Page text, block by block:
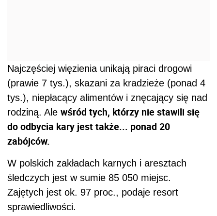
Najczęściej więzienia unikają piraci drogowi
(prawie 7 tys.), skazani za kradzieże (ponad 4
tys.), niepłacący alimentów i znęcający się nad
rodziną. Ale wśród tych, którzy nie stawili się
do odbycia kary jest także... ponad 20
zabójców.
W polskich zakładach karnych i aresztach
śledczych jest w sumie 85 050 miejsc.
Zajętych jest ok. 97 proc., podaje resort
sprawiedliwości.